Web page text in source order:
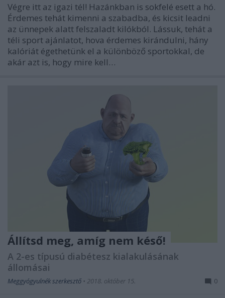
Végre itt az igazi tél! Hazánkban is sokfelé esett a hó.
Érdemes tehát kimenni a szabadba, és kicsit leadni
az ünnepek alatt felszaladt kilókból. Lássuk, tehát a
téli sport ajánlatot, hova érdemes kirándulni, hány
kalóriát égethetünk el a különböző sportokkal, de
akár azt is, hogy mire kell…
Állítsd meg, amíg nem késő!
A 2-es típusú diabétesz kialakulásának
állomásai
Meggyógyulnék szerkesztő • 2018. október 15. 0